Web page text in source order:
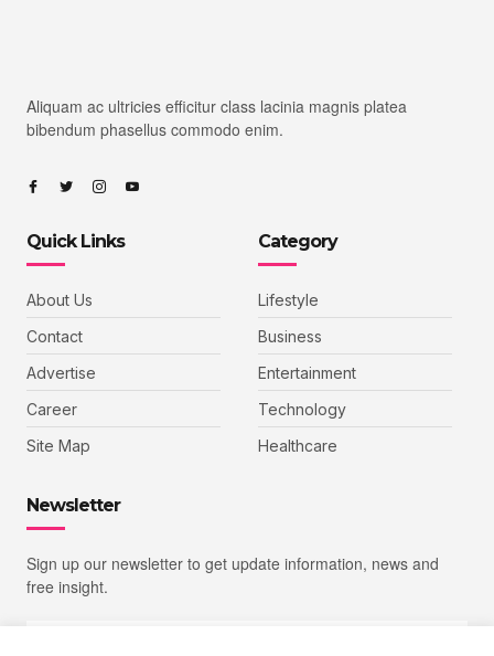
Aliquam ac ultricies efficitur class lacinia magnis platea
bibendum phasellus commodo enim.
Quick Links
About Us
Contact
Advertise
Career
Site Map
Category
Lifestyle
Business
Entertainment
Technology
Healthcare
Newsletter
Sign up our newsletter to get update information, news and
free insight.